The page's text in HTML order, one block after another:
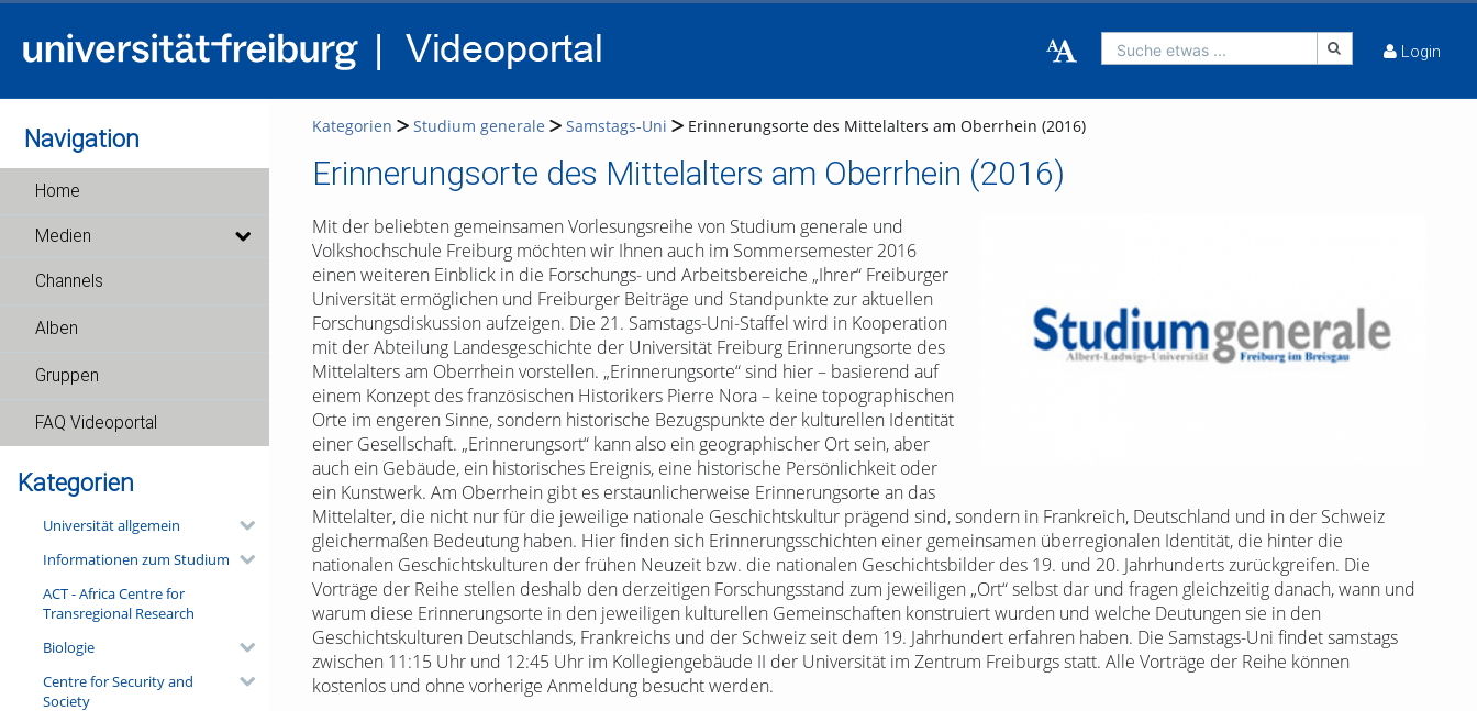
Suche etwas ... Login
Navigation
Home
Medien
Channels
Alben
Gruppen
FAQ Videoportal
Kategorien
Universität allgemein
Informationen zum Studium
ACT - Africa Centre for
Transregional Research
Biologie
Centre for Security and
Society
Kategorien Studium generale Samstags-Uni Erinnerungsorte des Mittelalters am Oberrhein (2016)
Erinnerungsorte des Mittelalters am Oberrhein (2016)
Mit der beliebten gemeinsamen Vorlesungsreihe von Studium generale und
Volkshochschule Freiburg möchten wir Ihnen auch im Sommersemester 2016
einen weiteren Einblick in die Forschungs- und Arbeitsbereiche „Ihrer“ Freiburger
Universität ermöglichen und Freiburger Beiträge und Standpunkte zur aktuellen
Forschungsdiskussion aufzeigen. Die 21. Samstags-Uni-Staffel wird in Kooperation
mit der Abteilung Landesgeschichte der Universität Freiburg Erinnerungsorte des
Mittelalters am Oberrhein vorstellen. „Erinnerungsorte“ sind hier – basierend auf
einem Konzept des französischen Historikers Pierre Nora – keine topographischen
Orte im engeren Sinne, sondern historische Bezugspunkte der kulturellen Identität
einer Gesellschaft. „Erinnerungsort“ kann also ein geographischer Ort sein, aber
auch ein Gebäude, ein historisches Ereignis, eine historische Persönlichkeit oder
ein Kunstwerk. Am Oberrhein gibt es erstaunlicherweise Erinnerungsorte an das
Mittelalter, die nicht nur für die jeweilige nationale Geschichtskultur prägend sind, sondern in Frankreich, Deutschland und in der Schweiz
gleichermaßen Bedeutung haben. Hier finden sich Erinnerungsschichten einer gemeinsamen überregionalen Identität, die hinter die
nationalen Geschichtskulturen der frühen Neuzeit bzw. die nationalen Geschichtsbilder des 19. und 20. Jahrhunderts zurückgreifen. Die
Vorträge der Reihe stellen deshalb den derzeitigen Forschungsstand zum jeweiligen „Ort“ selbst dar und fragen gleichzeitig danach, wann und
warum diese Erinnerungsorte in den jeweiligen kulturellen Gemeinschaften konstruiert wurden und welche Deutungen sie in den
Geschichtskulturen Deutschlands, Frankreichs und der Schweiz seit dem 19. Jahrhundert erfahren haben. Die Samstags-Uni findet samstags
zwischen 11:15 Uhr und 12:45 Uhr im Kollegiengebäude II der Universität im Zentrum Freiburgs statt. Alle Vorträge der Reihe können
kostenlos und ohne vorherige Anmeldung besucht werden.